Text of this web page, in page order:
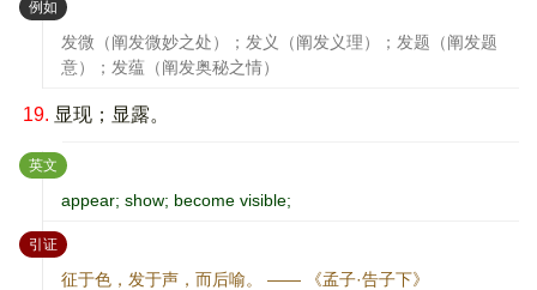
例如 ：
发微（阐发微妙之处）；发义（阐发义理）；发题（阐发题
意）；发蕴（阐发奥秘之情）
19. 显现；显露。
英文 ：
appear; show; become visible;
引证：
征于色，发于声，而后喻。 —— 《孟子·告子下》